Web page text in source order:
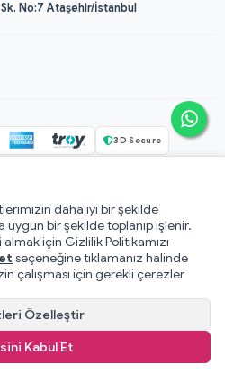
No:7 Ataşehir/İstanbul
3D Secure
ve ekibi ile birlikte ile hazırlandı.
Sözleşmesi
Koşulları
Çerez Politikası
Metni
Sözleşmesi
Hazırlanmıştır.
daha iyi bir şekilde
uygun bir şekilde toplanıp işlenir.
için Gizlilik Politikamızı
seçeneğine tıklamanız halinde
çalışması için gerekli çerezler
Özelleştir
Kabul Et